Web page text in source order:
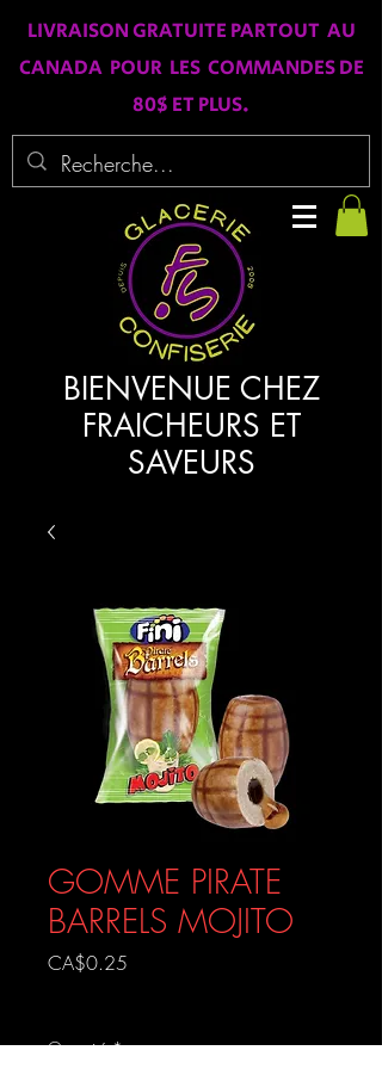
LIVRAISON GRATUITE PARTOUT AU
CANADA POUR LES COMMANDES DE
80$ ET PLUS.
BIENVENUE CHEZ
FRAICHEURS ET
SAVEURS
GOMME PIRATE
BARRELS MOJITO
CA$0.25
Quantité *